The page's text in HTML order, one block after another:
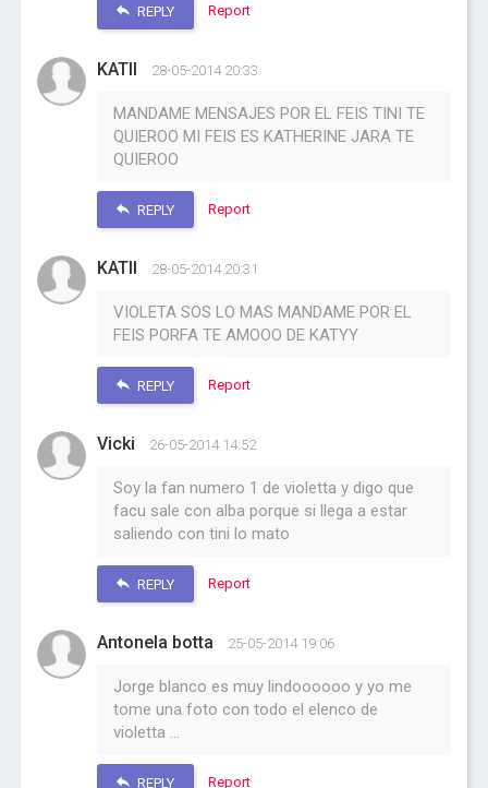
REPLY Report
KATII 28-05-2014 20:33
MANDAME MENSAJES POR EL FEIS TINI TE
QUIEROO MI FEIS ES KATHERINE JARA TE
QUIEROO
REPLY Report
KATII 28-05-2014 20:31
VIOLETA SOS LO MAS MANDAME POR EL
FEIS PORFA TE AMOOO DE KATYY
REPLY Report
Vicki 26-05-2014 14:52
Soy la fan numero 1 de violetta y digo que
facu sale con alba porque si llega a estar
saliendo con tini lo mato
REPLY Report
Antonela botta 25-05-2014 19:06
Jorge blanco es muy lindoooooo y yo me
tome una foto con todo el elenco de
violetta ...
REPLY Report